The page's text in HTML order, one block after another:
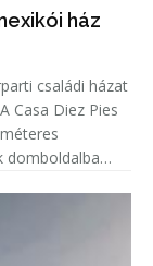
ház
családi házat
Casa Diez Pies
domboldalba